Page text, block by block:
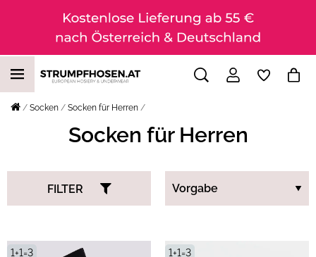
Socken Socken für Herren
Socken für Herren
FILTER
1+1=3 1+1=3